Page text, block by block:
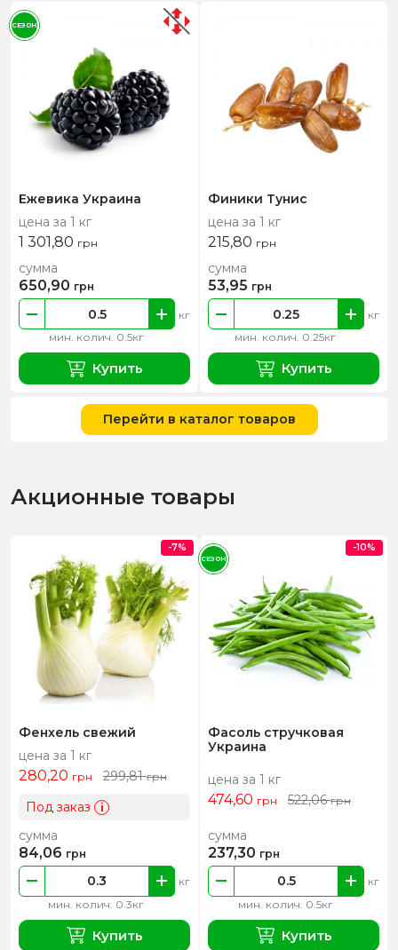
Ежевика Украина
цена за 1 кг
1 301,80 грн
мин. колич. 0.5кг
кг
сумма
650,90 грн
Купить
СЕЗОН
Финики Тунис
цена за 1 кг
215,80 грн
мин. колич. 0.25кг
кг
сумма
53,95 грн
Купить
Перейти в каталог товаров
Акционные товары
Фенхель свежий
цена за 1 кг
280,20 грн 299,81грн
Под заказ i
мин. колич. 0.3кг
кг
сумма
84,06 грн
Купить
-7%
Фасоль стручковая
Украина
цена за 1 кг
474,60 грн 522,06грн
мин. колич. 0.5кг
кг
сумма
237,30 грн
Купить
-10%
СЕЗОН